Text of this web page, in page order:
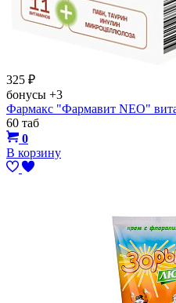
325 ₽
бонусы +3
Фармакс "Фармавит NEO"
60 таб
0
В корзину